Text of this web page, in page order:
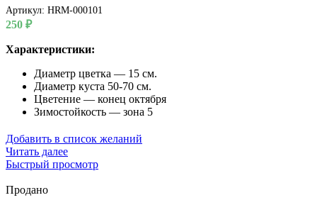
Артикул: HRM-000101
250 ₽
Характеристики:
Диаметр цветка — 15 см.
Диаметр куста 50-70 см.
Цветение — конец октября
Зимостойкость — зона 5
Добавить в список желаний
Читать далее
Быстрый просмотр
Продано